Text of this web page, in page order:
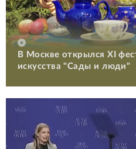
В Москве открылся XI
искусства "Сады и люди"